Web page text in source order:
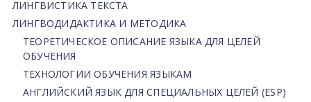
ЛИНГВИСТИКА ТЕКСТА
ЛИНГВОДИДАКТИКА И МЕТОДИКА
ТЕОРЕТИЧЕСКОЕ ОПИСАНИЕ ЯЗЫКА ДЛЯ ЦЕЛЕЙ
ОБУЧЕНИЯ
ТЕХНОЛОГИИ ОБУЧЕНИЯ ЯЗЫКАМ
АНГЛИЙСКИЙ ЯЗЫК ДЛЯ СПЕЦИАЛЬНЫХ ЦЕЛЕЙ (ESP)